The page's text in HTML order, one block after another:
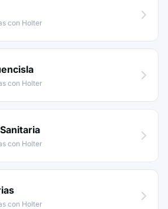
con Holter
con Holter
con Holter
con Holter